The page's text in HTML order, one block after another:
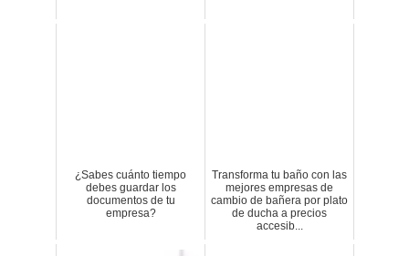
¿Sabes cuánto tiempo
debes guardar los
documentos de tu
empresa?
Transforma tu baño con las
mejores empresas de
cambio de bañera por plato
de ducha a precios
accesib...